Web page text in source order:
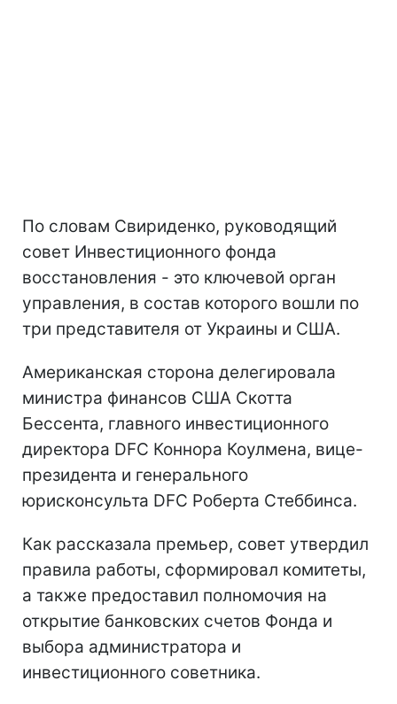
По словам Свириденко, руководящий
совет Инвестиционного фонда
восстановления - это ключевой орган
управления, в состав которого вошли по
три представителя от Украины и США.
Американская сторона делегировала
министра финансов США Скотта
Бессента, главного инвестиционного
директора DFC Коннора Коулмена, вице-
президента и генерального
юрисконсульта DFC Роберта Стеббинса.
Как рассказала премьер, совет утвердил
правила работы, сформировал комитеты,
а также предоставил полномочия на
открытие банковских счетов Фонда и
выбора администратора и
инвестиционного советника.